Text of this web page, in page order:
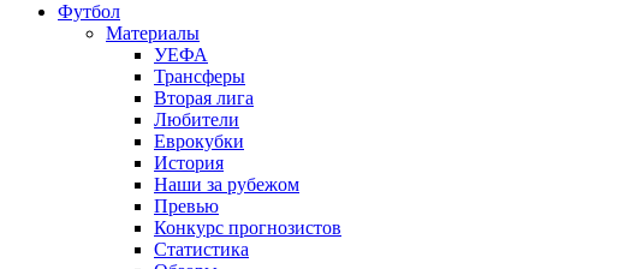
Футбол
Материалы
УЕФА
Трансферы
Вторая лига
Любители
Еврокубки
История
Наши за рубежом
Превью
Конкурс прогнозистов
Статистика